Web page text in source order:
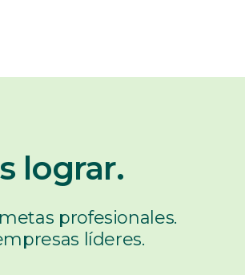
lograr.
profesionales.
líderes.